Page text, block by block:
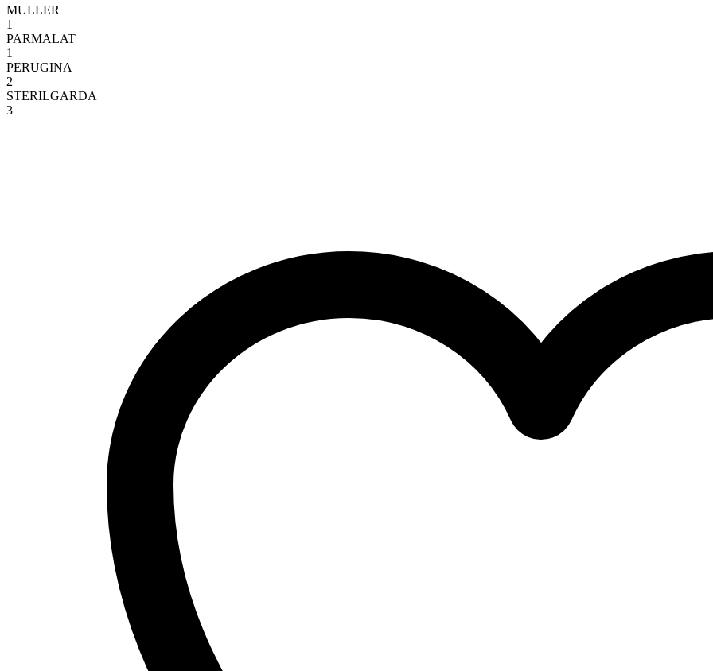
MULLER
1
PARMALAT
1
PERUGINA
2
STERILGARDA
3